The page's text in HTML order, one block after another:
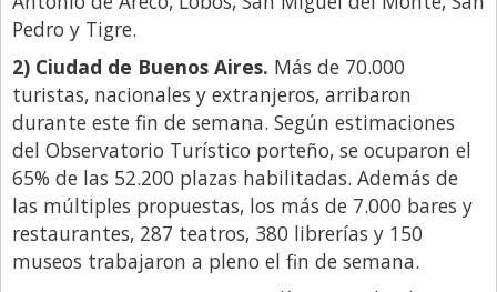
Pedro y Tigre.
2) Ciudad de Buenos Aires. Más de 70.000
turistas, nacionales y extranjeros, arribaron
durante este fin de semana. Según estimaciones
del Observatorio Turístico porteño, se ocuparon el
65% de las 52.200 plazas habilitadas. Además de
las múltiples propuestas, los más de 7.000 bares y
restaurantes, 287 teatros, 380 librerías y 150
museos trabajaron a pleno el fin de semana.